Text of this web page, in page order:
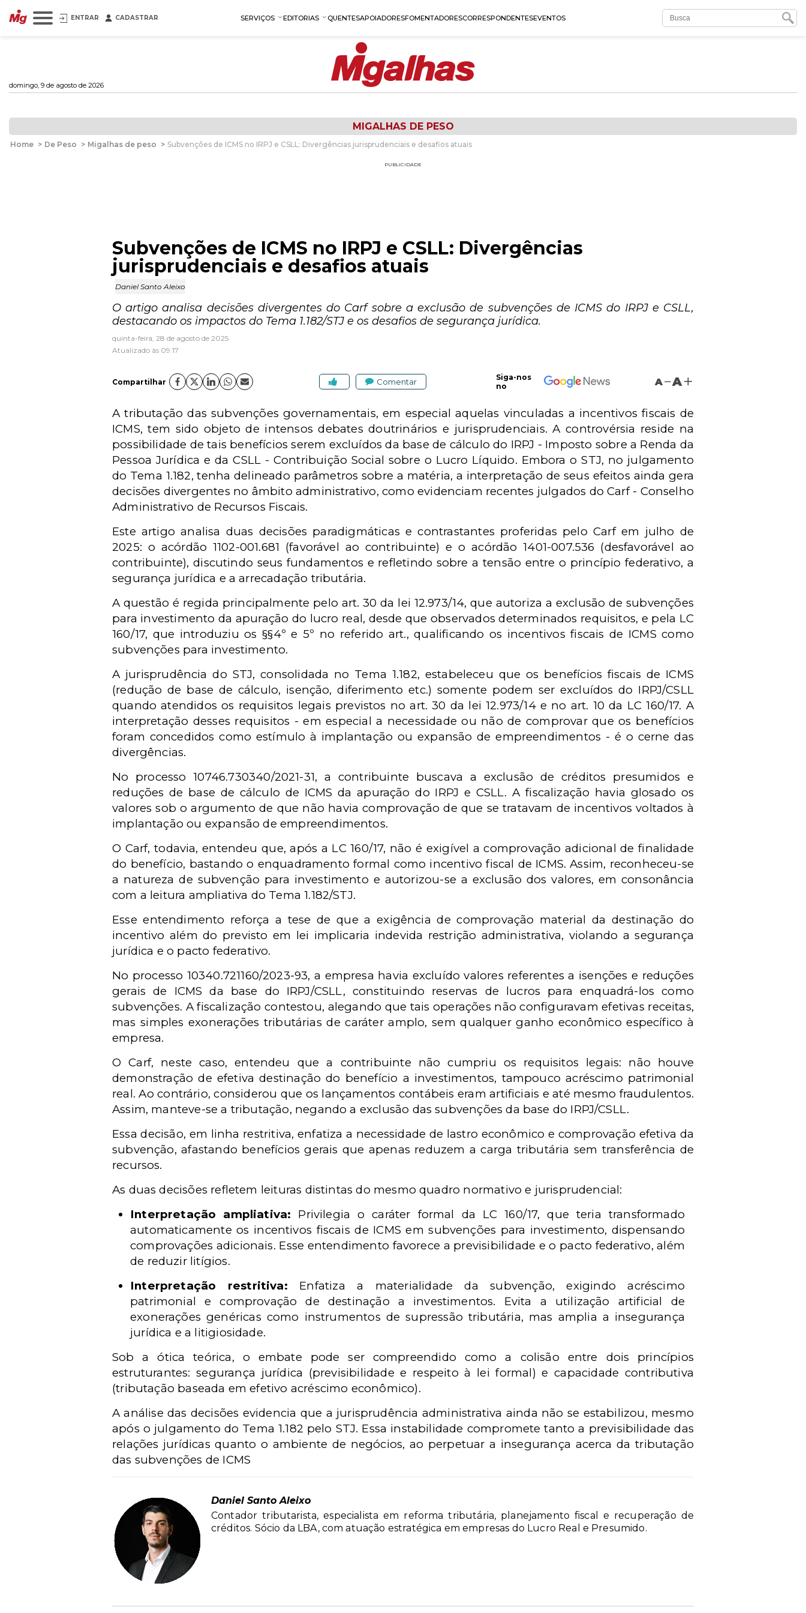
ENTRAR CADASTRAR SERVIÇOS EDITORIAS QUENTESAPOIADORESFOMENTADORESCORRESPONDENTESEVENTOS
domingo, 9 de agosto de 2026
MIGALHAS DE PESO
Home > De Peso > Migalhas de peso > Subvenções de ICMS no IRPJ e CSLL: Divergências jurisprudenciais e desafios atuais
PUBLICIDADE
Subvenções de ICMS no IRPJ e CSLL: Divergências
jurisprudenciais e desafios atuais
Daniel Santo Aleixo
O artigo analisa decisões divergentes do Carf sobre a exclusão de subvenções de ICMS do IRPJ e CSLL,
destacando os impactos do Tema 1.182/STJ e os desafios de segurança jurídica.
quinta-feira, 28 de agosto de 2025
Atualizado às 09:17
Compartilhar Comentar
Siga-nos
no
A A
A tributação das subvenções governamentais, em especial aquelas vinculadas a incentivos fiscais de
ICMS, tem sido objeto de intensos debates doutrinários e jurisprudenciais. A controvérsia reside na
possibilidade de tais benefícios serem excluídos da base de cálculo do IRPJ - Imposto sobre a Renda da
Pessoa Jurídica e da CSLL - Contribuição Social sobre o Lucro Líquido. Embora o STJ, no julgamento
do Tema 1.182, tenha delineado parâmetros sobre a matéria, a interpretação de seus efeitos ainda gera
decisões divergentes no âmbito administrativo, como evidenciam recentes julgados do Carf - Conselho
Administrativo de Recursos Fiscais.
Este artigo analisa duas decisões paradigmáticas e contrastantes proferidas pelo Carf em julho de
2025: o acórdão 1102-001.681 (favorável ao contribuinte) e o acórdão 1401-007.536 (desfavorável ao
contribuinte), discutindo seus fundamentos e refletindo sobre a tensão entre o princípio federativo, a
segurança jurídica e a arrecadação tributária.
A questão é regida principalmente pelo art. 30 da lei 12.973/14, que autoriza a exclusão de subvenções
para investimento da apuração do lucro real, desde que observados determinados requisitos, e pela LC
160/17, que introduziu os §§4º e 5º no referido art., qualificando os incentivos fiscais de ICMS como
subvenções para investimento.
A jurisprudência do STJ, consolidada no Tema 1.182, estabeleceu que os benefícios fiscais de ICMS
(redução de base de cálculo, isenção, diferimento etc.) somente podem ser excluídos do IRPJ/CSLL
quando atendidos os requisitos legais previstos no art. 30 da lei 12.973/14 e no art. 10 da LC 160/17. A
interpretação desses requisitos - em especial a necessidade ou não de comprovar que os benefícios
foram concedidos como estímulo à implantação ou expansão de empreendimentos - é o cerne das
divergências.
No processo 10746.730340/2021-31, a contribuinte buscava a exclusão de créditos presumidos e
reduções de base de cálculo de ICMS da apuração do IRPJ e CSLL. A fiscalização havia glosado os
valores sob o argumento de que não havia comprovação de que se tratavam de incentivos voltados à
implantação ou expansão de empreendimentos.
O Carf, todavia, entendeu que, após a LC 160/17, não é exigível a comprovação adicional de finalidade
do benefício, bastando o enquadramento formal como incentivo fiscal de ICMS. Assim, reconheceu-se
a natureza de subvenção para investimento e autorizou-se a exclusão dos valores, em consonância
com a leitura ampliativa do Tema 1.182/STJ.
Esse entendimento reforça a tese de que a exigência de comprovação material da destinação do
incentivo além do previsto em lei implicaria indevida restrição administrativa, violando a segurança
jurídica e o pacto federativo.
No processo 10340.721160/2023-93, a empresa havia excluído valores referentes a isenções e reduções
gerais de ICMS da base do IRPJ/CSLL, constituindo reservas de lucros para enquadrá-los como
subvenções. A fiscalização contestou, alegando que tais operações não configuravam efetivas receitas,
mas simples exonerações tributárias de caráter amplo, sem qualquer ganho econômico específico à
empresa.
O Carf, neste caso, entendeu que a contribuinte não cumpriu os requisitos legais: não houve
demonstração de efetiva destinação do benefício a investimentos, tampouco acréscimo patrimonial
real. Ao contrário, considerou que os lançamentos contábeis eram artificiais e até mesmo fraudulentos.
Assim, manteve-se a tributação, negando a exclusão das subvenções da base do IRPJ/CSLL.
Essa decisão, em linha restritiva, enfatiza a necessidade de lastro econômico e comprovação efetiva da
subvenção, afastando benefícios gerais que apenas reduzem a carga tributária sem transferência de
recursos.
As duas decisões refletem leituras distintas do mesmo quadro normativo e jurisprudencial:
Interpretação ampliativa: Privilegia o caráter formal da LC 160/17, que teria transformado
automaticamente os incentivos fiscais de ICMS em subvenções para investimento, dispensando
comprovações adicionais. Esse entendimento favorece a previsibilidade e o pacto federativo, além
de reduzir litígios.
Interpretação restritiva: Enfatiza a materialidade da subvenção, exigindo acréscimo
patrimonial e comprovação de destinação a investimentos. Evita a utilização artificial de
exonerações genéricas como instrumentos de supressão tributária, mas amplia a insegurança
jurídica e a litigiosidade.
Sob a ótica teórica, o embate pode ser compreendido como a colisão entre dois princípios
estruturantes: segurança jurídica (previsibilidade e respeito à lei formal) e capacidade contributiva
(tributação baseada em efetivo acréscimo econômico).
A análise das decisões evidencia que a jurisprudência administrativa ainda não se estabilizou, mesmo
após o julgamento do Tema 1.182 pelo STJ. Essa instabilidade compromete tanto a previsibilidade das
relações jurídicas quanto o ambiente de negócios, ao perpetuar a insegurança acerca da tributação
das subvenções de ICMS
Daniel Santo Aleixo
Contador tributarista, especialista em reforma tributária, planejamento fiscal e recuperação de
créditos. Sócio da LBA, com atuação estratégica em empresas do Lucro Real e Presumido.